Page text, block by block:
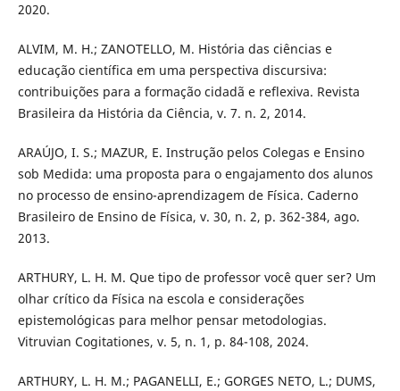
2020.
ALVIM, M. H.; ZANOTELLO, M. História das ciências e
educação científica em uma perspectiva discursiva:
contribuições para a formação cidadã e reflexiva. Revista
Brasileira da História da Ciência, v. 7. n. 2, 2014.
ARAÚJO, I. S.; MAZUR, E. Instrução pelos Colegas e Ensino
sob Medida: uma proposta para o engajamento dos alunos
no processo de ensino-aprendizagem de Física. Caderno
Brasileiro de Ensino de Física, v. 30, n. 2, p. 362-384, ago.
2013.
ARTHURY, L. H. M. Que tipo de professor você quer ser? Um
olhar crítico da Física na escola e considerações
epistemológicas para melhor pensar metodologias.
Vitruvian Cogitationes, v. 5, n. 1, p. 84-108, 2024.
ARTHURY, L. H. M.; PAGANELLI, E.; GORGES NETO, L.; DUMS,